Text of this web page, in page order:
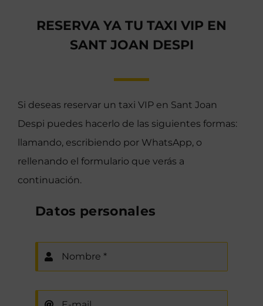
RESERVA YA TU TAXI VIP EN
SANT JOAN DESPI
Si deseas reservar un taxi VIP en Sant Joan
Despi puedes hacerlo de las siguientes formas:
llamando, escribiendo por WhatsApp, o
rellenando el formulario que verás a
continuación.
Datos personales